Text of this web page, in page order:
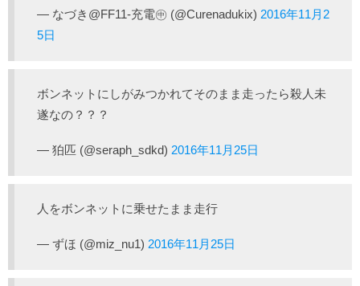
— なづき@FF11-充電㊥ (@Curenadukix) 2016年11月2
5日
ボンネットにしがみつかれてそのまま走ったら殺人未
遂なの？？？
— 狛匹 (@seraph_sdkd) 2016年11月25日
人をボンネットに乗せたまま走行
— ずほ (@miz_nu1) 2016年11月25日